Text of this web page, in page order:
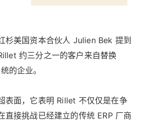
杉美国资本合伙人 Julien Bek 提到
约三分之一的客户来自替换
的企业。
表面，它表明 Rillet 不仅仅是在争
直接挑战已经建立的传统 ERP 厂商